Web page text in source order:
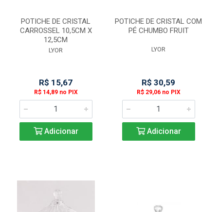
POTICHE DE CRISTAL
CARROSSEL 10,5CM X
12,5CM
LYOR
R$ 15,67
R$ 14,89 no PIX
Adicionar
POTICHE DE CRISTAL COM
PÉ CHUMBO FRUIT
LYOR
R$ 30,59
R$ 29,06 no PIX
Adicionar